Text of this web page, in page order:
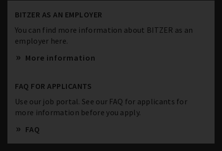
BITZER AS AN EMPLOYER
You can find more information about BITZER as an
employer here.
More information
FAQ FOR APPLICANTS
Use our job portal. See our FAQ for applicants for
more information before you apply.
FAQ